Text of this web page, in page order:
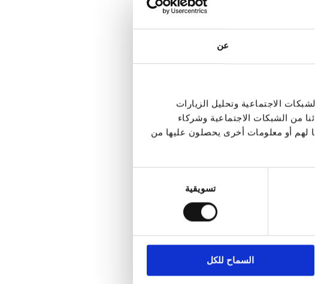
عن
الاجتماعية وتحليل الزيارات
من الشبكات الاجتماعية وشركاء
لهم أو معلومات أخرى يحصلون عليها من
تسويقية
السماح للكل